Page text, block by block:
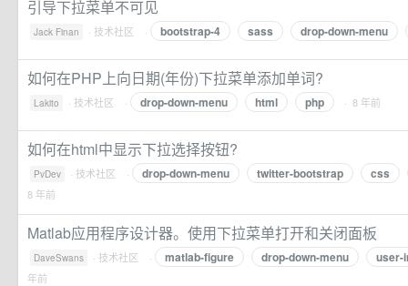
引导下拉菜单不可见
Jack Finan · 技术社区 · bootstrap-4 sass drop-down-menu
如何在PHP上向日期(年份)下拉菜单添加单词?
Lakito · 技术社区 · drop-down-menu html php · 8 年前
如何在html中显示下拉选择按钮?
PvDev · 技术社区 · drop-down-menu twitter-bootstrap css
8 年前
Matlab应用程序设计器。使用下拉菜单打开和关闭面板
DaveSwans · 技术社区 · matlab-figure drop-down-menu user-
年前